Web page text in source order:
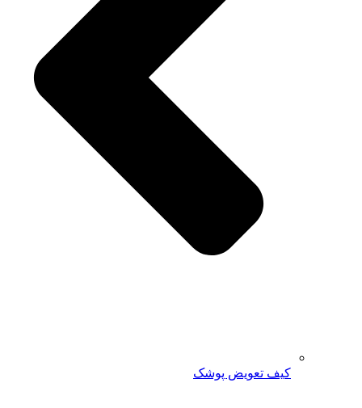
کیف تعویض پوشک